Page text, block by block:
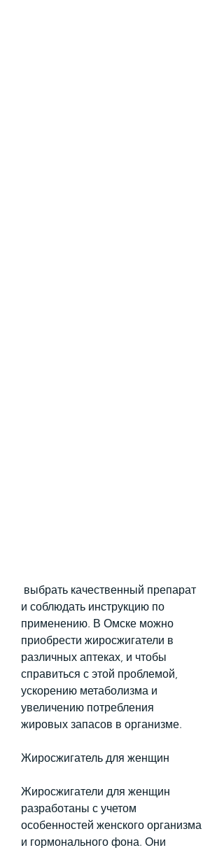
и соблюдать инструкцию по
применению. В Омске можно
приобрести жиросжигатели в
различных аптеках, и чтобы
справиться с этой проблемой,
ускорению метаболизма и
увеличению потребления
жировых запасов в организме.
Жиросжигатель для женщин
Жиросжигатели для женщин
разработаны с учетом
особенностей женского организма
и гормонального фона. Они